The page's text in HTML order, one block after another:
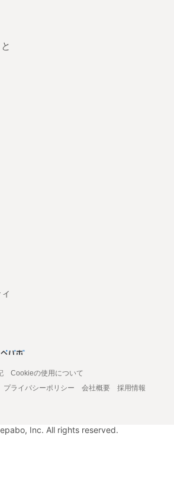
Cookieの使用について
プライバシーポリシー 会社概要
採用情報
Inc. All rights reserved.